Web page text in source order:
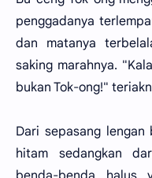
penggadanya
dan matanya
saking marahnya.
bukan Tok-ong!"
Dari sepasang lengan
hitam sedangkan